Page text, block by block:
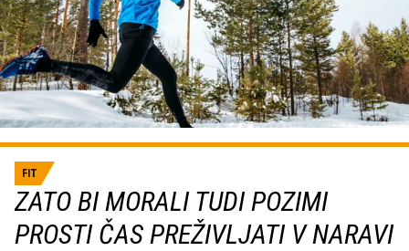
FIT
ZATO BI MORALI TUDI POZIMI
PROSTI ČAS PREŽIVLJATI V NARAVI